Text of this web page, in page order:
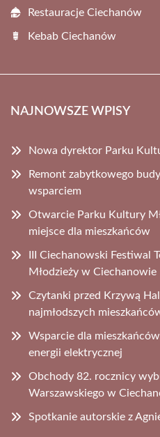
Restauracje Ciechanów
Kebab Ciechanów
NAJNOWSZE WPISY
Nowa dyrektor Parku
Remont zabytkowego
wsparciem
Otwarcie Parku Kultury
miejsce dla mieszkańców
III Ciechanowski Festiwal
Młodzieży w Ciechanowie
Czytanki przed Krzywą
najmłodszych
Wsparcie dla
energii elektrycznej
Obchody 82. rocznicy
Warszawskiego w
Spotkanie autorskie z